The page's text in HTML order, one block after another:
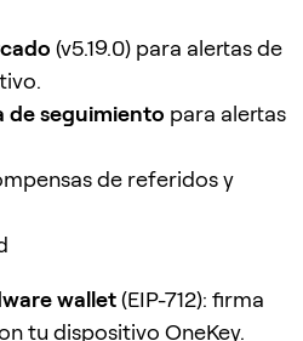
(v5.19.0) para alertas de
de seguimiento para alertas
de referidos y
wallet(EIP-712): firma
tu dispositivo OneKey.